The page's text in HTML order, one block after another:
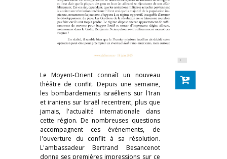
Le Moyent-Orient connaît un nouveau
théâtre de conflit. Depuis une semaine,
les bombardements israéliens sur l'Iran
et iraniens sur Israël recentrent, plus que
jamais, l'actualité internationale dans
cette région. De nombreuses questions
accompagnent ces événements, de
l'ouverture du conflit à sa résolution.
L'ambassadeur Bertrand Besancenot
donne ses premières impressions sur ce